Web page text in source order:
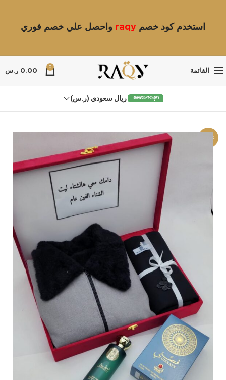
استخدم كود خصم raqy واحصل علي خصم فوري
القائمة
0
0.00 ر.س
ريال سعودي (ر.س)
-23%